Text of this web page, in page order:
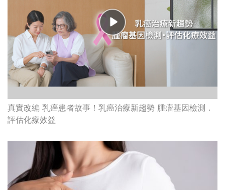
真實改編 乳癌患者故事！乳癌治療新趨勢 腫瘤基因檢測．
評估化療效益